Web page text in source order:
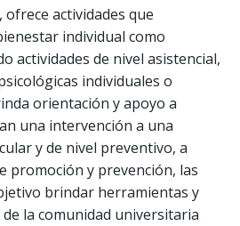
ofrece actividades que
individual como
actividades de nivel asistencial,
individuales o
orientación y apoyo a
una intervención a una
y de nivel preventivo, a
promoción y prevención, las
brindar herramientas y
la comunidad universitaria